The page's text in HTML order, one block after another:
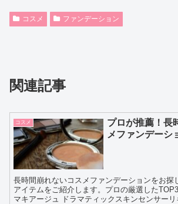
コスメ ファンデーション
関連記事
コスメ
プロが推薦！長
メファンデーシ
長時間崩れないコスメファンデーションをお探
アイテムをご紹介します。プロの厳選した
マキアージュ ドラマティックスキンセンサーリ